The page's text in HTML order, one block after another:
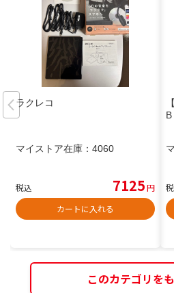
ラクレコ
マイストア在庫： 4060
税込 7125円
カートに入れる
このカテゴリを